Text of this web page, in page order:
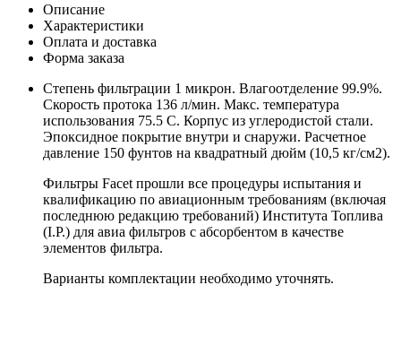
Описание
Характеристики
Оплата и доставка
Форма заказа
Степень фильтрации 1 микрон. Влагоотделение 99.9%.
Скорость протока 136 л/мин. Макс. температура
использования 75.5 С. Корпус из углеродистой стали.
Эпоксидное покрытие внутри и снаружи. Расчетное
давление 150 фунтов на квадратный дюйм (10,5 кг/см2).
Фильтры Facet прошли все процедуры испытания и
квалификацию по авиационным требованиям (включая
последнюю редакцию требований) Института Топлива
(I.P.) для авиа фильтров с абсорбентом в качестве
элементов фильтра.
Варианты комплектации необходимо уточнять.